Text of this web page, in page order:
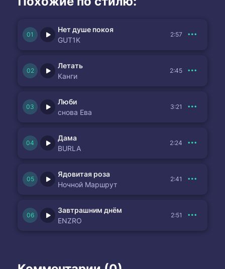
Нет душе покоя
GUT1K
2:57
Летать
Канги
2:45
Люби
снова Ева
3:21
Дама
BURLA
2:24
Ядовитая роза
Ночной Маршрут
2:41
Завтрашним днём
ENZRO
2:51